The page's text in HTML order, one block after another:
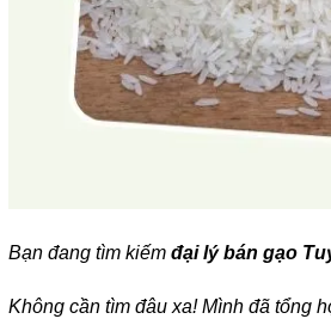
Bạn đang tìm kiếm đại lý bán gạo
Không cần tìm đâu xa! Mình đã tổng